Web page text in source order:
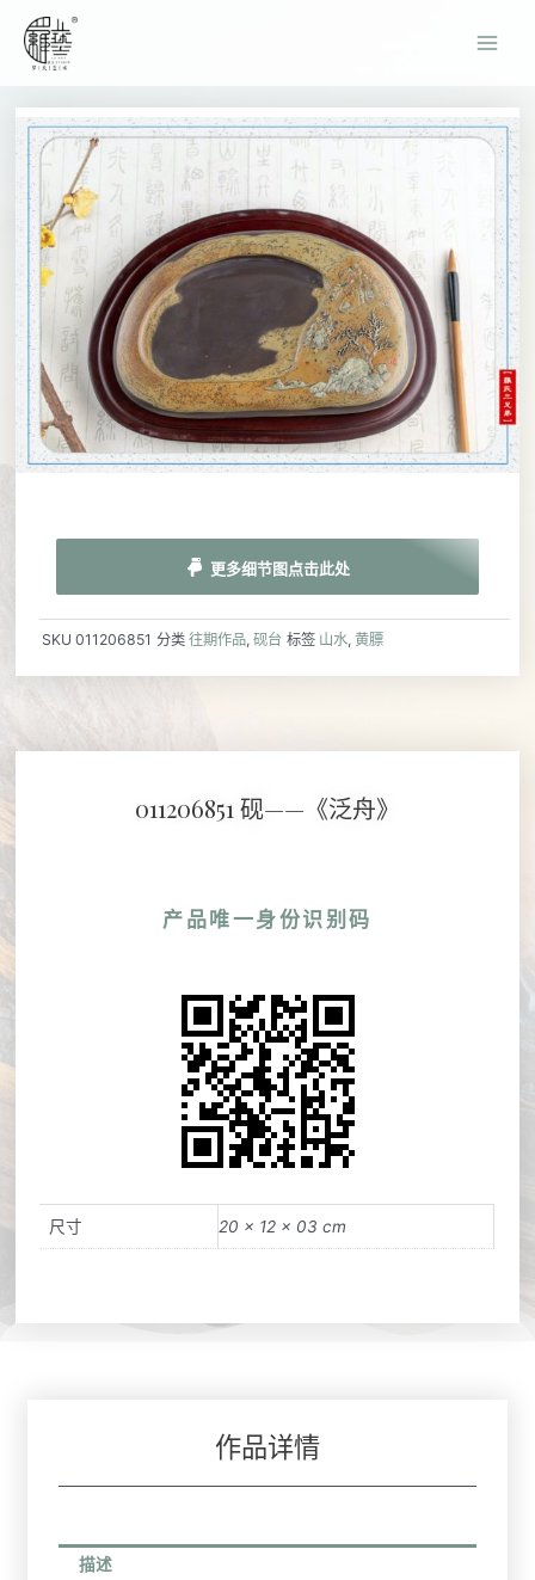
更多细节图点击此处
SKU 011206851 分类 往期作品,砚台 标签 山水,黄膘
011206851 砚——《泛舟》
产品唯一身份识别码
尺寸 20 × 12 × 03 cm
作品详情
描述